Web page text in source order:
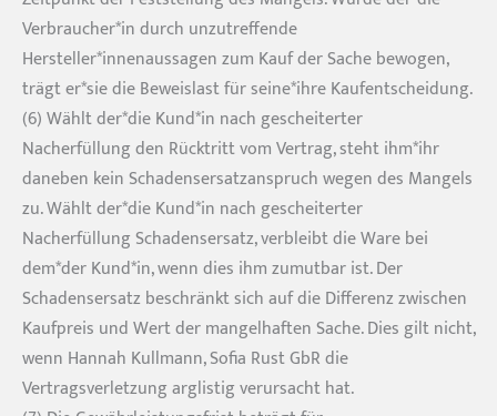
Verbraucher*in durch unzutreffende
Hersteller*innenaussagen zum Kauf der Sache bewogen,
trägt er*sie die Beweislast für seine*ihre Kaufentscheidung.
(6) Wählt der*die Kund*in nach gescheiterter
Nacherfüllung den Rücktritt vom Vertrag, steht ihm*ihr
daneben kein Schadensersatzanspruch wegen des Mangels
zu. Wählt der*die Kund*in nach gescheiterter
Nacherfüllung Schadensersatz, verbleibt die Ware bei
dem*der Kund*in, wenn dies ihm zumutbar ist. Der
Schadensersatz beschränkt sich auf die Differenz zwischen
Kaufpreis und Wert der mangelhaften Sache. Dies gilt nicht,
wenn Hannah Kullmann, Sofia Rust GbR die
Vertragsverletzung arglistig verursacht hat.